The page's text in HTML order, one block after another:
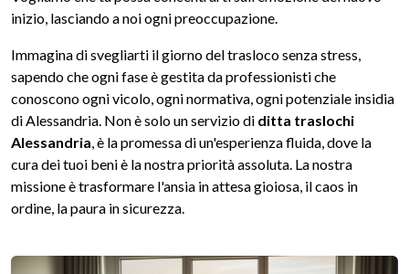
inizio, lasciando a noi ogni preoccupazione.
Immagina di svegliarti il giorno del trasloco senza stress,
sapendo che ogni fase è gestita da professionisti che
conoscono ogni vicolo, ogni normativa, ogni potenziale insidia
di Alessandria. Non è solo un servizio di ditta traslochi
Alessandria , è la promessa di un'esperienza fluida, dove la
cura dei tuoi beni è la nostra priorità assoluta. La nostra
missione è trasformare l'ansia in attesa gioiosa, il caos in
ordine, la paura in sicurezza.